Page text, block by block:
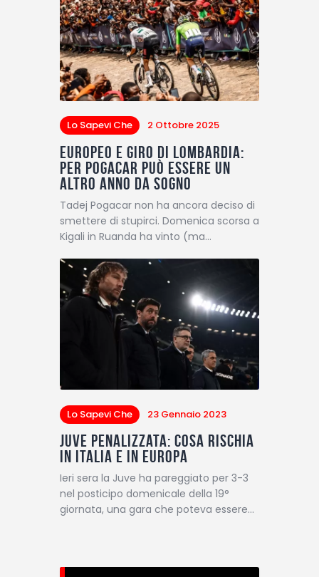
Lo Sapevi Che 2 Ottobre 2025
Europeo e Giro di Lombardia:
per Pogacar può essere un
altro anno da sogno
Tadej Pogacar non ha ancora deciso di
smettere di stupirci. Domenica scorsa a
Kigali in Ruanda ha vinto (ma…
Lo Sapevi Che 23 Gennaio 2023
Juve penalizzata: cosa rischia
in Italia e in Europa
Ieri sera la Juve ha pareggiato per 3-3
nel posticipo domenicale della 19°
giornata, una gara che poteva essere…